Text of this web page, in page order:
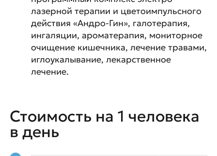
лазерной терапии и цветоимпульсного
действия «Андро-Гин», галотерапия,
ингаляции, ароматерапия, мониторное
очищение кишечника, лечение травами,
иглоукалывание, лекарственное
лечение.
Стоимость на 1 человека
в день